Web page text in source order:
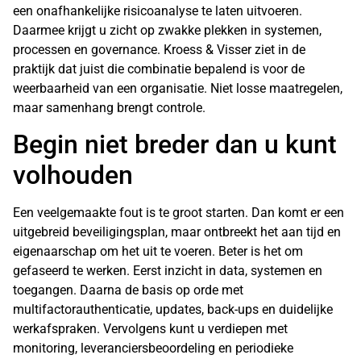
een onafhankelijke risicoanalyse te laten uitvoeren.
Daarmee krijgt u zicht op zwakke plekken in systemen,
processen en governance. Kroess & Visser ziet in de
praktijk dat juist die combinatie bepalend is voor de
weerbaarheid van een organisatie. Niet losse maatregelen,
maar samenhang brengt controle.
Begin niet breder dan u kunt
volhouden
Een veelgemaakte fout is te groot starten. Dan komt er een
uitgebreid beveiligingsplan, maar ontbreekt het aan tijd en
eigenaarschap om het uit te voeren. Beter is het om
gefaseerd te werken. Eerst inzicht in data, systemen en
toegangen. Daarna de basis op orde met
multifactorauthenticatie, updates, back-ups en duidelijke
werkafspraken. Vervolgens kunt u verdiepen met
monitoring, leveranciersbeoordeling en periodieke